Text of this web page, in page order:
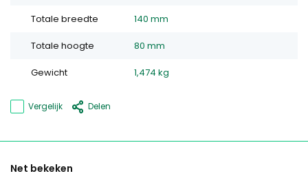
Totale breedte 140 mm
Totale hoogte 80 mm
Gewicht 1,474 kg
Vergelijk Delen
Net bekeken